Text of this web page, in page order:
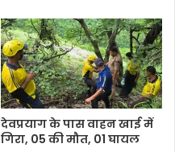
देवप्रयाग के पास वाहन खाई में
गिरा, 05 की मौत, 01 घायल